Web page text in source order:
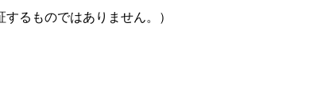
るものではありません。）